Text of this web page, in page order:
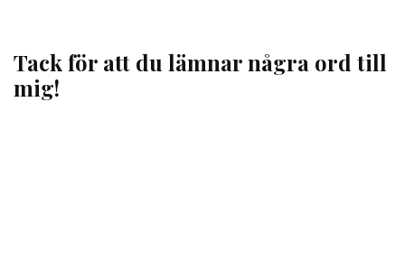
Tack för att du lämnar några ord till
mig!